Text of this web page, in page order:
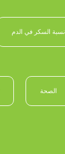
السكر في الدم
الصحة